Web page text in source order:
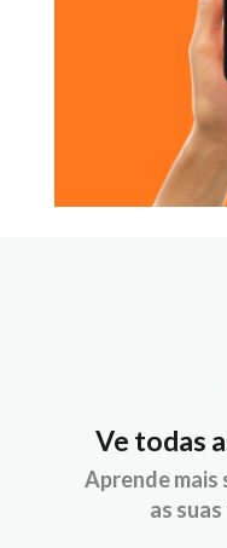
Ve todas
Aprende mais
as